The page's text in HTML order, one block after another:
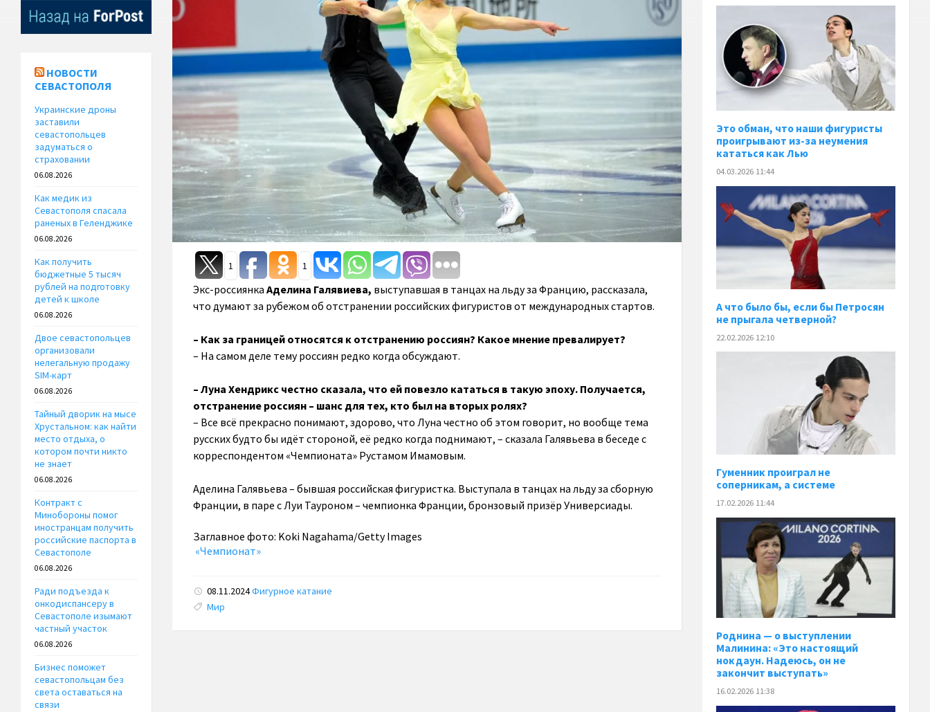
1 1
Экс-россиянка Аделина Галявиева, выступавшая в танцах на льду за Францию, рассказала,
что думают за рубежом об отстранении российских фигуристов от международных стартов.
– Как за границей относятся к отстранению россиян? Какое мнение превалирует?
– На самом деле тему россиян редко когда обсуждают.
– Луна Хендрикс честно сказала, что ей повезло кататься в такую эпоху. Получается,
отстранение россиян – шанс для тех, кто был на вторых ролях?
– Все всё прекрасно понимают, здорово, что Луна честно об этом говорит, но вообще тема
русских будто бы идёт стороной, её редко когда поднимают, – сказала Галявьева в беседе с
корреспондентом «Чемпионата» Рустамом Имамовым.
Аделина Галявьева – бывшая российская фигуристка. Выступала в танцах на льду за сборную
Франции, в паре с Луи Тауроном – чемпионка Франции, бронзовый призёр Универсиады.
Заглавное фото: Koki Nagahama/Getty Images
«Чемпионат»
08.11.2024Фигурное катание
Tags:
Мир
НОВОСТИ
СЕВАСТОПОЛЯ
Украинские дроны
заставили
севастопольцев
задуматься о
страховании
06.08.2026
Как медик из
Севастополя спасала
раненых в Геленджике
06.08.2026
Как получить
бюджетные 5 тысяч
рублей на подготовку
детей к школе
06.08.2026
Двое севастопольцев
организовали
нелегальную продажу
SIM-карт
06.08.2026
Тайный дворик на мысе
Хрустальном: как найти
место отдыха, о
котором почти никто
не знает
06.08.2026
Контракт с
Минобороны помог
иностранцам получить
российские паспорта в
Севастополе
06.08.2026
Ради подъезда к
онкодиспансеру в
Севастополе изымают
частный участок
06.08.2026
Бизнес поможет
севастопольцам без
света оставаться на
связи
Это обман, что наши фигуристы
проигрывают из-за неумения
кататься как Лью
04.03.2026 11:44
А что было бы, если бы Петросян
не прыгала четверной?
22.02.2026 12:10
Гуменник проиграл не
соперникам, а системе
17.02.2026 11:44
Роднина — о выступлении
Малинина: «Это настоящий
нокдаун. Надеюсь, он не
закончит выступать»
16.02.2026 11:38